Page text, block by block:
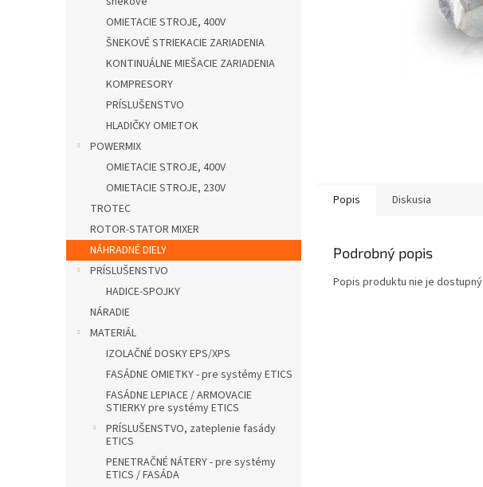
OMIETACIE STROJE, 400V
ŠNEKOVÉ STRIEKACIE ZARIADENIA
KONTINUÁLNE MIEŠACIE ZARIADENIA
KOMPRESORY
PRÍSLUŠENSTVO
HLADIČKY OMIETOK
POWERMIX
OMIETACIE STROJE, 400V
OMIETACIE STROJE, 230V
TROTEC
ROTOR-STATOR MIXER
NÁHRADNÉ DIELY
PRÍSLUŠENSTVO
HADICE-SPOJKY
NÁRADIE
MATERIÁL
IZOLAČNÉ DOSKY EPS/XPS
FASÁDNE OMIETKY - pre systémy ETICS
FASÁDNE LEPIACE / ARMOVACIE
STIERKY pre systémy ETICS
PRÍSLUŠENSTVO, zateplenie fasády
ETICS
PENETRAČNÉ NÁTERY - pre systémy
ETICS / FASÁDA
Popis Diskusia
Podrobný popis
Popis produktu nie je dostupný